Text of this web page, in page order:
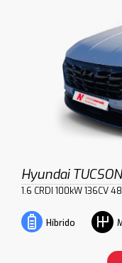
Hyundai TUCSON
1.6 CRDI 100kW 136CV
Híbrido